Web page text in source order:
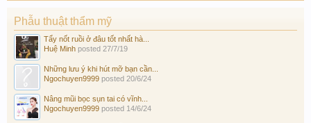
Phẫu thuật thẩm mỹ
Tẩy nốt ruồi ở đâu tốt nhất hà...
Huệ Minh posted 27/7/19
Những lưu ý khi hút mỡ bạn cần...
Ngochuyen9999 posted 20/6/24
Nâng mũi bọc sụn tai có vĩnh...
Ngochuyen9999 posted 14/6/24